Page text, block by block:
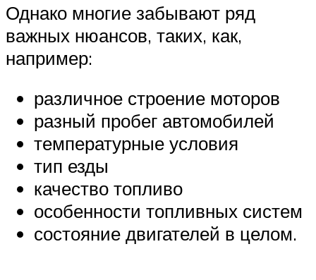
Однако многие забывают ряд
важных нюансов, таких, как,
например:
различное строение моторов
разный пробег автомобилей
температурные условия
тип езды
качество топливо
особенности топливных систем
состояние двигателей в целом.